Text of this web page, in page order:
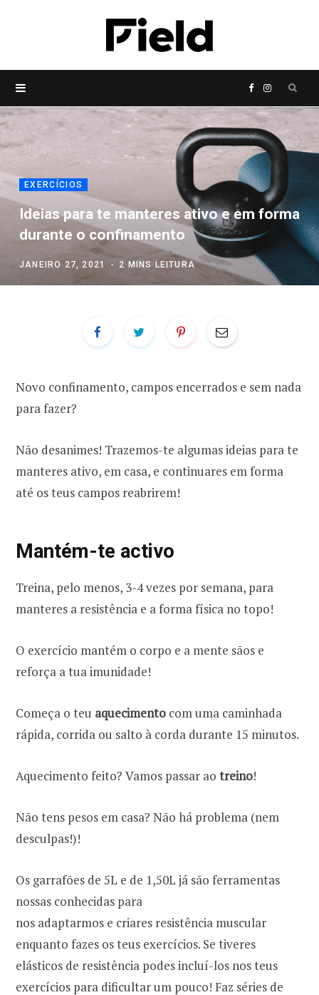
F
c
I
s
t
g
c
u
r
r
EXERCÍCIOS
Ideias para te manteres ativo e em forma
durante o confinamento
JANEIRO 27, 2021 2 MINS LEITURA
Novo confinamento, campos encerrados e sem nada
para fazer?
Não desanimes! Trazemos-te algumas ideias para te
manteres ativo, em casa, e continuares em forma
até os teus campos reabrirem!
Mantém-te activo
Treina, pelo menos, 3-4 vezes por semana, para
manteres a resistência e a forma física no topo!
O exercício mantém o corpo e a mente sãos e
reforça a tua imunidade!
Começa o teu aquecimento com uma caminhada
rápida, corrida ou salto à corda durante 15 minutos.
Aquecimento feito? Vamos passar ao treino!
Não tens pesos em casa? Não há problema (nem
desculpas!)!
Os garrafões de 5L e de 1,50L já são ferramentas
nossas conhecidas para
nos adaptarmos e criares resistência muscular
enquanto fazes os teus exercícios. Se tiveres
elásticos de resistência podes incluí-los nos teus
exercícios para dificultar um pouco! Faz séries de